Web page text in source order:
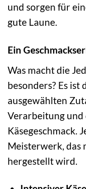
und sorgen für
gute Laune.
Ein
Was macht die
besonders? Es
ausgewählten
Verarbeitung
Käsegeschmack.
Meisterwerk, das
hergestellt wird.